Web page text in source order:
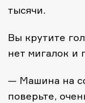
тысячи.
Вы крутите
нет мигалок и
— Машина на
поверьте,